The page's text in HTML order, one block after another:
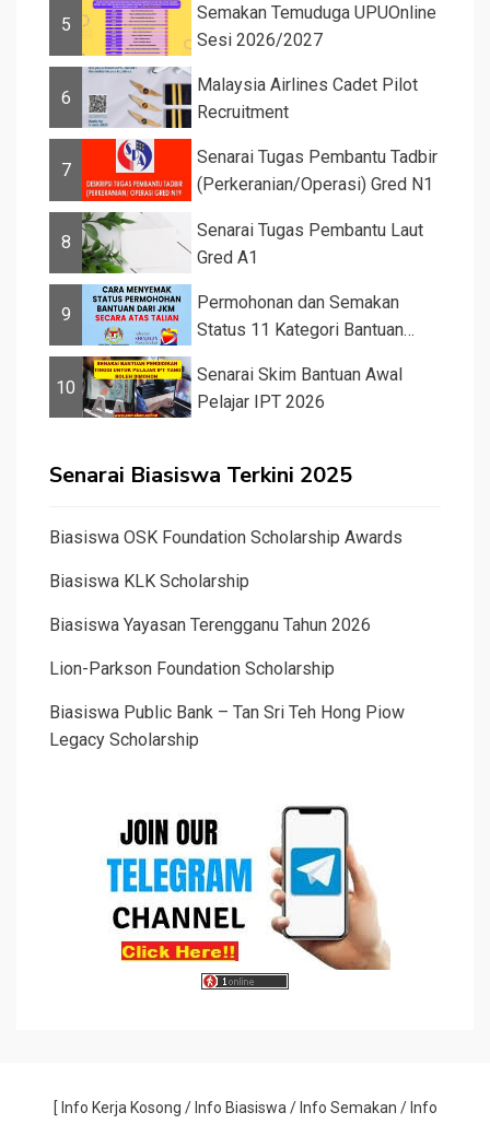
5
Semakan Temuduga UPUOnline
Sesi 2026/2027
6
Malaysia Airlines Cadet Pilot
Recruitment
7
Senarai Tugas Pembantu Tadbir
(Perkeranian/Operasi) Gred N1
8
Senarai Tugas Pembantu Laut
Gred A1
9
Permohonan dan Semakan
Status 11 Kategori Bantuan
10
Senarai Skim Bantuan Awal
Pelajar IPT 2026
Senarai Biasiswa Terkini 2025
Biasiswa OSK Foundation Scholarship Awards
Biasiswa KLK Scholarship
Biasiswa Yayasan Terengganu Tahun 2026
Lion-Parkson Foundation Scholarship
Biasiswa Public Bank – Tan Sri Teh Hong Piow
Legacy Scholarship
[ Info Kerja Kosong / Info Biasiswa/ Info Semakan / Info